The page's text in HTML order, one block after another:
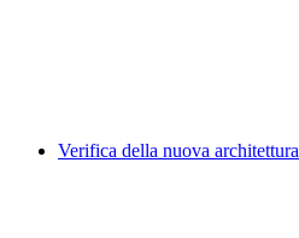
Verifica della nuova architettura